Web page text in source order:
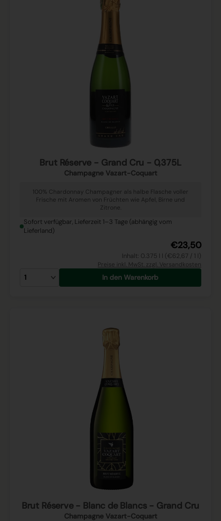
Brut Réserve - Grand Cru - 0,375L
Champagne Vazart-Coquart
100% Chardonnay Champagner als halbe Flasche voller
Frische mit Aromen von Früchten wie Apfel, Birne und
Zitrone.
Sofort verfügbar, Lieferzeit 1–3 Tage (abhängig vom
Lieferland)
€23,50
Inhalt: 0.375 l l (€62,67 / 1 l)
Preise inkl. MwSt. zzgl. Versandkosten
In den Warenkorb
Brut Réserve - Blanc de Blancs - Grand Cru
Champagne Vazart-Coquart